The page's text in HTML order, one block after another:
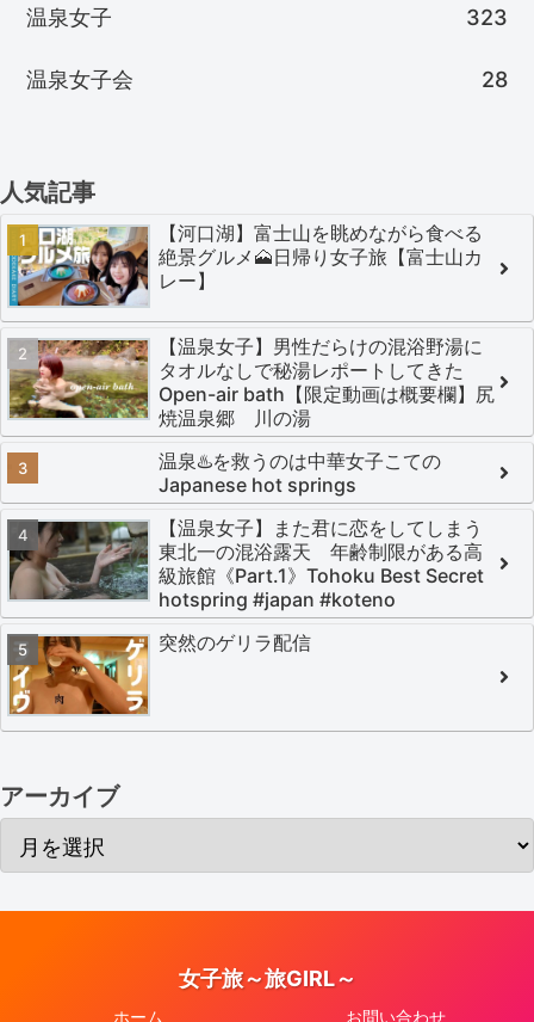
温泉女子 323
温泉女子会 28
人気記事
【河口湖】富士山を眺めながら食べる
絶景グルメ🗻日帰り女子旅【富士山カ
レー】
【温泉女子】男性だらけの混浴野湯に
タオルなしで秘湯レポートしてきた
Open-air bath【限定動画は概要欄】尻
焼温泉郷 川の湯
温泉♨️を救うのは中華女子こての
Japanese hot springs
【温泉女子】また君に恋をしてしまう
東北一の混浴露天 年齢制限がある高
級旅館《Part.1》Tohoku Best Secret
hotspring #japan #koteno
突然のゲリラ配信
アーカイブ
女子旅～旅GIRL～
ホーム お問い合わせ